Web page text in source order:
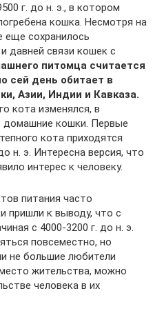
г. до н. э., в котором
кошка. Несмотря на
еще сохранилось
давней связи кошек с
питомца считается
сей день обитает в
Азии, Индии и Кавказа.
кота изменялся, в
домашние кошки. Первые
кота приходятся
н. э. Интересна версия, что
интерес к человеку.
питания часто
пришли к выводу, что с
с 4000-3200 г. до н. э.
повсеместно, но
не большие любители
жительства, можно
человека в их